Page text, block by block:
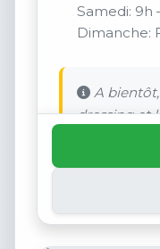
Samedi: 9h
Dimanche:
A
dressing et